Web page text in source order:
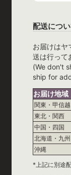
配送につ
お届けはヤ
送は行って
(We don't
ship for
お届け地域
関東・甲信
東北・関西
中国・四国
北海道・九州
沖縄
*上記に別途